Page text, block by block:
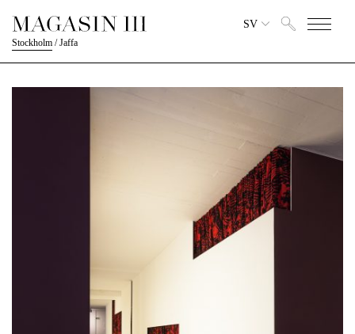
Stockholm /Jaffa
SV